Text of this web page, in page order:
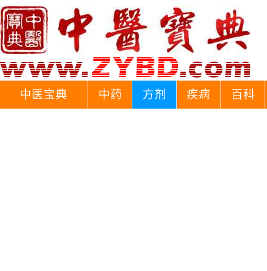
中医宝典 中药 方剂 疾病 百科